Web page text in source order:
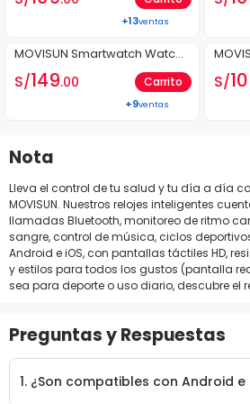
das, Llamadas Bluetooth, IP6
eractiva
+13ventas
MOVISUN Smartwatch Watch
U2 Dorado Negro – Pantalla A
MOLED 2.04 pulgadas, Llamad
S/149.00 Carrito
+9ventas
-
ua
S/
Nota
Lleva el control de tu salud y tu día a día
MOVISUN. Nuestros relojes inteligentes
llamadas Bluetooth, monitoreo de ritmo
sangre, control de música, ciclos
Android e iOS, con pantallas táctiles HD,
y estilos para todos los gustos (pantalla
sea para deporte o uso diario, descubre el
Preguntas y Respuestas
1. ¿Son compatibles con Android e